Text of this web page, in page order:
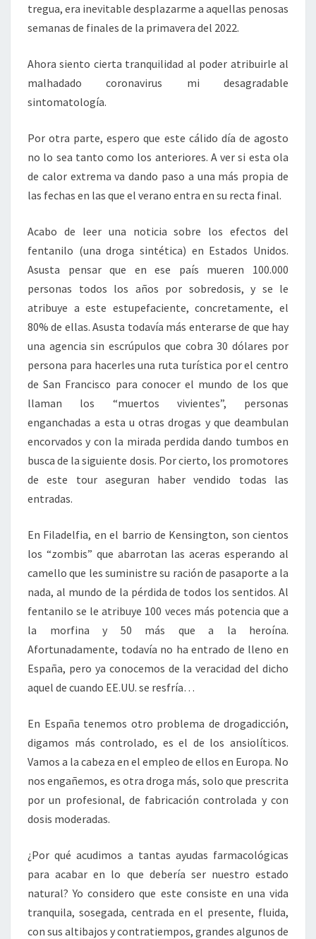
tregua, era inevitable desplazarme a aquellas penosas
semanas de finales de la primavera del 2022.
Ahora siento cierta tranquilidad al poder atribuirle al
malhadado coronavirus mi desagradable
sintomatología.
Por otra parte, espero que este cálido día de agosto
no lo sea tanto como los anteriores. A ver si esta ola
de calor extrema va dando paso a una más propia de
las fechas en las que el verano entra en su recta final.
Acabo de leer una noticia sobre los efectos del
fentanilo (una droga sintética) en Estados Unidos.
Asusta pensar que en ese país mueren 100.000
personas todos los años por sobredosis, y se le
atribuye a este estupefaciente, concretamente, el
80% de ellas. Asusta todavía más enterarse de que hay
una agencia sin escrúpulos que cobra 30 dólares por
persona para hacerles una ruta turística por el centro
de San Francisco para conocer el mundo de los que
llaman los “muertos vivientes”, personas
enganchadas a esta u otras drogas y que deambulan
encorvados y con la mirada perdida dando tumbos en
busca de la siguiente dosis. Por cierto, los promotores
de este tour aseguran haber vendido todas las
entradas.
En Filadelfia, en el barrio de Kensington, son cientos
los “zombis” que abarrotan las aceras esperando al
camello que les suministre su ración de pasaporte a la
nada, al mundo de la pérdida de todos los sentidos. Al
fentanilo se le atribuye 100 veces más potencia que a
la morfina y 50 más que a la heroína.
Afortunadamente, todavía no ha entrado de lleno en
España, pero ya conocemos de la veracidad del dicho
aquel de cuando EE.UU. se resfría…
En España tenemos otro problema de drogadicción,
digamos más controlado, es el de los ansiolíticos.
Vamos a la cabeza en el empleo de ellos en Europa. No
nos engañemos, es otra droga más, solo que prescrita
por un profesional, de fabricación controlada y con
dosis moderadas.
¿Por qué acudimos a tantas ayudas farmacológicas
para acabar en lo que debería ser nuestro estado
natural? Yo considero que este consiste en una vida
tranquila, sosegada, centrada en el presente, fluida,
con sus altibajos y contratiempos, grandes algunos de